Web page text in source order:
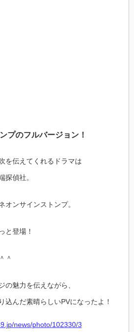
プのフルバージョン！
を伝えてくれるドラマは
探偵社。
オンサインストンプ。
と登場！
＾
の魅力を伝えながら、
込んだ素晴らしいPVになったよ！